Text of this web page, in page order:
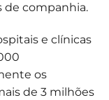
de companhia.
e clínicas
os
de 3 milhões